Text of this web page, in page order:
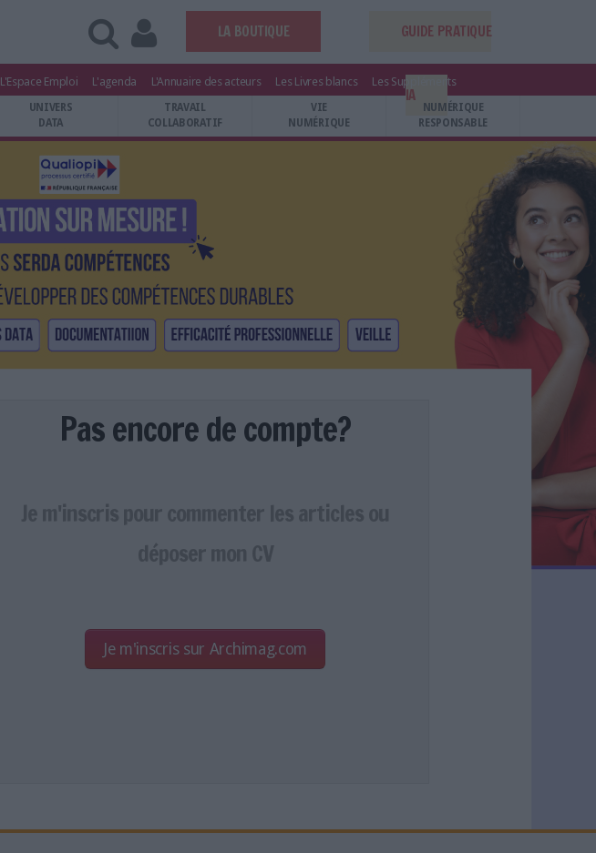
LA BOUTIQUE GUIDE PRATIQUE
IA
L'Espace Emploi L'agenda L'Annuaire des acteurs Les Livres blancs Les Suppléments
UNIVERS
DATA
TRAVAIL
COLLABORATIF
VIE
NUMÉRIQUE
NUMÉRIQUE
RESPONSABLE
Pas encore de compte?
Je m'inscris sur Archimag.com